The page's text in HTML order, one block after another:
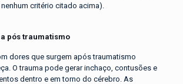
critério citado acima).
pós traumatismo
dores que surgem após traumatismo
O trauma pode gerar inchaço, contusões e
dentro e em torno do cérebro. As